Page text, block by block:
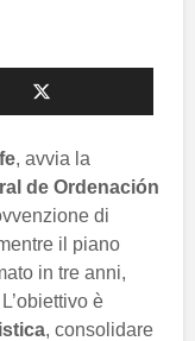
, avvia la
de Ordenación
di
il piano
in tre anni,
è
, consolidare